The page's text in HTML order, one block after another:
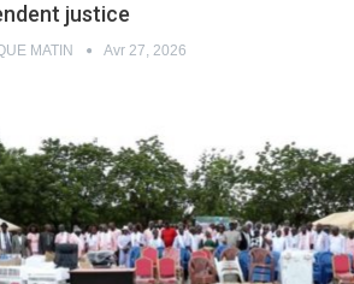
justice
MATIN Avr 27, 2026